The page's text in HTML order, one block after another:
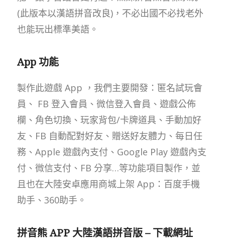
(此版本以漢語拼音改良)，不必出國不必找老外
也能玩出標準美語。
App 功能
製作此遊戲 App ，我們主要開發：匿名試玩會
員、 FB 登入會員、微信登入會員、遊戲公佈
欄、角色切換、玩家背包/卡牌道具、手動加好
友、FB 自動配對好友、贈送好友體力、每日任
務、Apple 遊戲內支付、Google Play 遊戲內支
付、微信支付、FB 分享…等功能項目製作，並
且也在大陸安卓應用商城上架 App：百度手機
助手、360助手。
拼音熊 APP 大陸漢語拼音版 – 下載網址